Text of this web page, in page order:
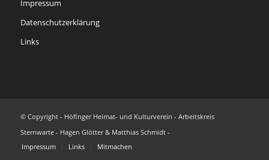
Impressum
Datenschutzerklärung
Links
© Copyright - Höfinger Heimat- und Kulturverein - Arbeitskreis
Sternwarte - Hagen Glötter & Matthias Schmidt -
Impressum
Links Mitmachen